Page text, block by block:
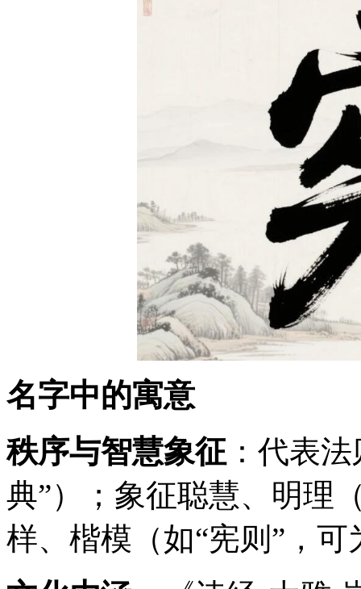
名字中的寓意
秩序与智慧象征 ：代表
典”）；象征聪慧、明理
样、楷模（如“宪则”，可